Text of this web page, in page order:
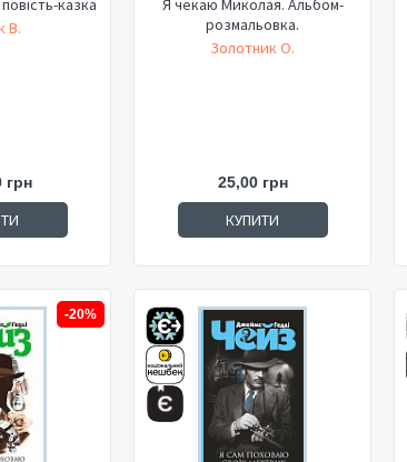
казка
В.
грн
Я чекаю Миколая. Альбом-
розмальовка.
Золотник О.
25,00 грн
КУПИТИ
-20%